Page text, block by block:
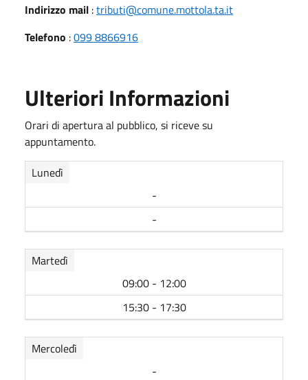
Indirizzo mail :tributi@comune.mottola.ta.it
Telefono :099 8866916
Ulteriori Informazioni
Orari di apertura al pubblico, si riceve su
appuntamento.
Lunedì
-
-
Martedì
09:00 - 12:00
15:30 - 17:30
Mercoledì
-